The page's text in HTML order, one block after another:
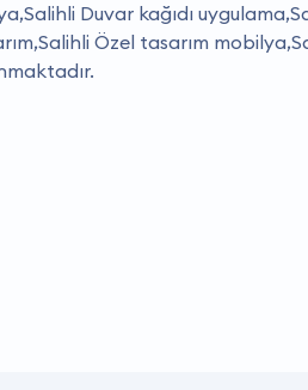
Duvar kağıdı
Özel tasarım